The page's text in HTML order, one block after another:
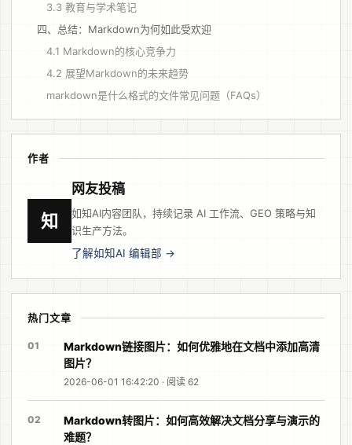
3.3 教育与学术笔记
四、总结：Markdown为何如此受欢迎
4.1 Markdown的核心竞争力
4.2 展望Markdown的未来趋势
markdown是什么格式的文件常见问题（FAQs）
作者
知
网友投稿
如知AI内容团队，持续记录 AI 工作流、GEO 策略与知
识生产方法。
了解如知AI 编辑部 →
热门文章
01
Markdown链接图片：如何优雅地在文档中添加高清
图片？
2026-06-01 16:42:20 · 阅读 62
02
Markdown转图片：如何高效解决文档分享与演示的
难题？